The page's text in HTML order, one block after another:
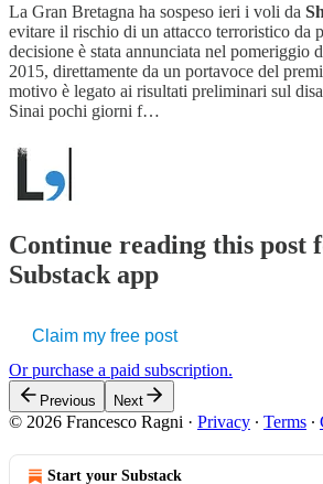
La Gran Bretagna ha sospeso ieri i voli da
evitare il rischio di un attacco terroristico da
decisione è stata annunciata nel pomeriggio
2015, direttamente da un portavoce del
motivo è legato ai risultati preliminari sul
Sinai pochi giorni f…
Continue reading this post
Substack app
Claim my free post
Or purchase a paid subscription.
Previous Next
© 2026 Francesco Ragni · Privacy ∙ Terms ∙
Start your Substack